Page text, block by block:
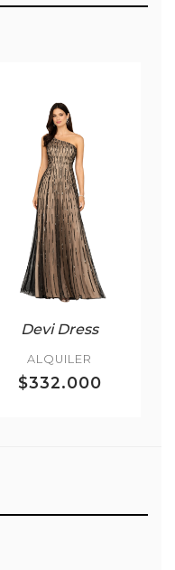
Devi Dress
ALQUILER
$332.000